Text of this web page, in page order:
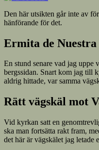
Den här utsikten går inte av
hänförande för det.
Ermita de Nuestra
En stund senare vad jag uppe
bergssidan. Snart kom jag till
aldrig hittade, var samma
Rätt vägskäl mot
Vid kyrkan satt en
ska man fortsätta rakt fram,
det här är vägskälet jag letade